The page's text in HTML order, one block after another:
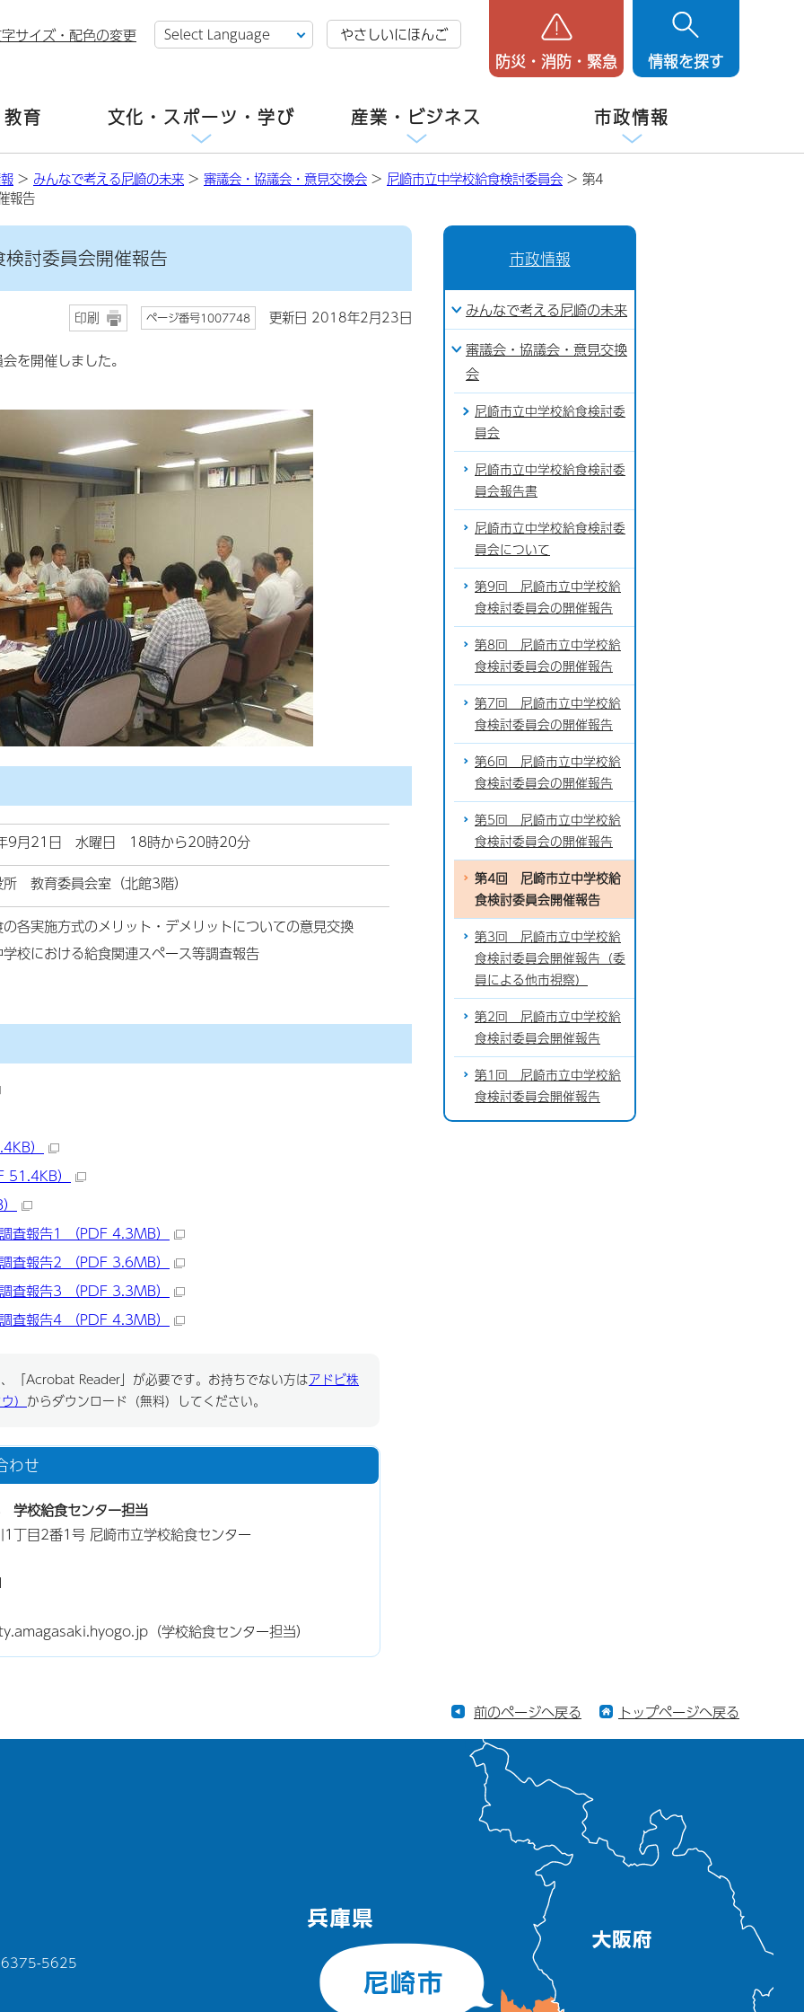
サイズ・配色の変更 やさしいにほんご
防災・消防・緊急 情報を探す
育 文化・スポーツ・学び 産業・ビジネス 市政情報
> みんなで考える尼崎の未来 > 審議会・協議会・意見交換会 > 尼崎市立中学校給食検討委員会 > 第4
報告
討委員会開催報告
印刷 ページ番号1007748 更新日 2018年2月23日
を開催しました。
9月21日 水曜日 18時から20時20分
教育委員会室（北館3階）
各実施方式のメリット・デメリットについての意見交換
校における給食関連スペース等調査報告
）
）
査報告1 （PDF 4.3MB）
査報告2 （PDF 3.6MB）
査報告3 （PDF 3.3MB）
査報告4 （PDF 4.3MB）
「Acrobat Reader」が必要です。お持ちでない方はアドビ株
） からダウンロード（無料）してください。
わせ
校給食センター担当
目2番1号 尼崎市立学校給食センター
（学校給食センター担当）
市政情報
みんなで考える尼崎の未来
審議会・協議会・意見交換
会
尼崎市立中学校給食検討委
員会
尼崎市立中学校給食検討委
員会報告書
尼崎市立中学校給食検討委
員会について
第9回 尼崎市立中学校給
食検討委員会の開催報告
第8回 尼崎市立中学校給
食検討委員会の開催報告
第7回 尼崎市立中学校給
食検討委員会の開催報告
第6回 尼崎市立中学校給
食検討委員会の開催報告
第5回 尼崎市立中学校給
食検討委員会の開催報告
第4回 尼崎市立中学校給
食検討委員会開催報告
第3回 尼崎市立中学校給
食検討委員会開催報告（委
員による他市視察）
第2回 尼崎市立中学校給
食検討委員会開催報告
第1回 尼崎市立中学校給
食検討委員会開催報告
前のページへ戻る トップページへ戻る
6375-5625